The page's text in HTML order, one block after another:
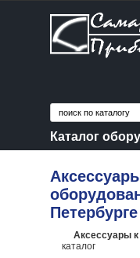
Каталог
Петербурге
Аксессуары
каталог